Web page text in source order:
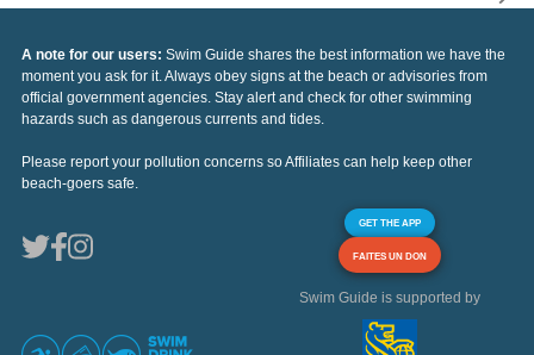
A note for our users: Swim Guide shares the best information we have the
moment you ask for it. Always obey signs at the beach or advisories from
official government agencies. Stay alert and check for other swimming
hazards such as dangerous currents and tides.
Please report your pollution concerns so Affiliates can help keep other
beach-goers safe.
GET THE APP
FAITES UN DON
Swim Guide is supported by